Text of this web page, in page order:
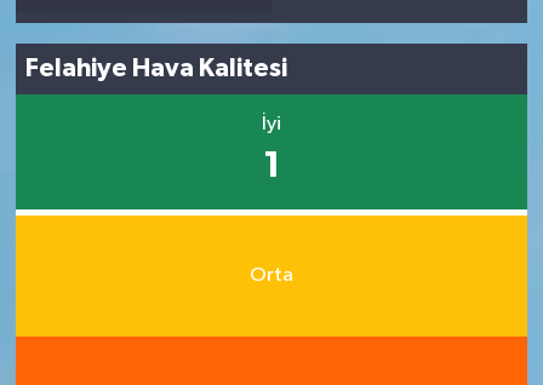
Felahiye Hava Kalitesi
İyi
1
Orta